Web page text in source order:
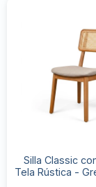
Silla Classic
Tela Rústica -